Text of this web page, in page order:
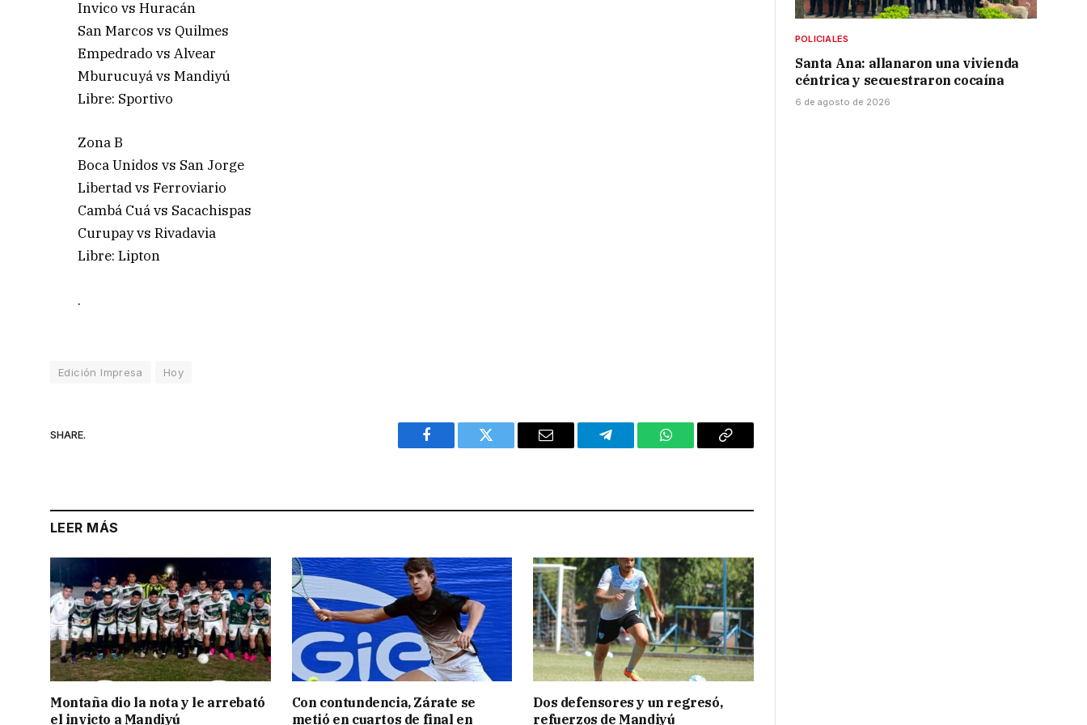
Invico vs Huracán
San Marcos vs Quilmes
Empedrado vs Alvear
Mburucuyá vs Mandiyú
Libre: Sportivo
Zona B
Boca Unidos vs San Jorge
Libertad vs Ferroviario
Cambá Cuá vs Sacachispas
Curupay vs Rivadavia
Libre: Lipton
.
Edición Impresa Hoy
SHARE.
Facebook Twitter Email Telegram WhatsAppCopy
LEER MÁS
Montaña dio la nota y le arrebató
el invicto a Mandiyú
Con contundencia, Zárate se
metió en cuartos de final en
Dos defensores y un regresó,
refuerzos de Mandiyú
POLICIALES
Santa Ana: allanaron una vivienda
céntrica y secuestraron cocaína
6 de agosto de 2026